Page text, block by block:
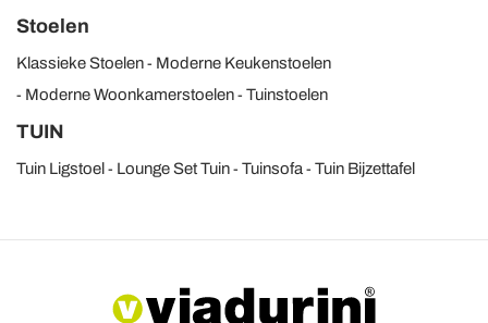
Stoelen
Klassieke Stoelen
Moderne Keukenstoelen
Moderne Woonkamerstoelen
Tuinstoelen
TUIN
Tuin Ligstoel Lounge Set Tuin Tuinsofa Tuin Bijzettafel